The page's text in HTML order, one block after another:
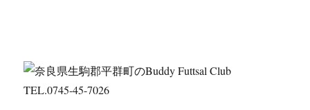
TEL.0745-45-7026